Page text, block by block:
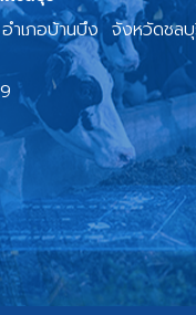
เภอบ้านบึง จังหวัดชล